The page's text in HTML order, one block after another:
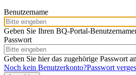
Benutzername
Geben Sie Ihren BQ-Portal-
Passwort
Geben Sie hier das zugehörige Passwort
Noch kein Benutzerkonto?Passwort